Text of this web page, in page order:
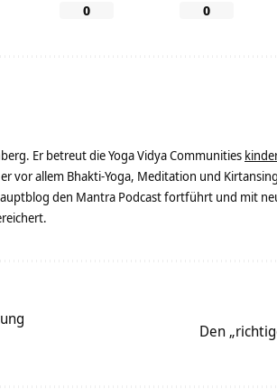
0 0
Er betreut die Yoga Vidya Communities
er vor allem Bhakti-Yoga, Meditation und
den Mantra Podcast fortführt und mit
Den